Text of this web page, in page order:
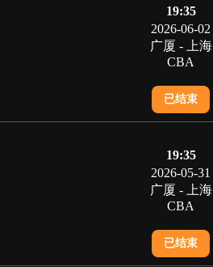
19:35
2026-06-02
广厦 - 上海
CBA
已结束
19:35
2026-05-31
广厦 - 上海
CBA
已结束